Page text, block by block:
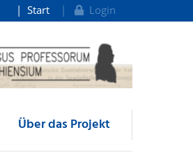
Start Login
Über das Projekt